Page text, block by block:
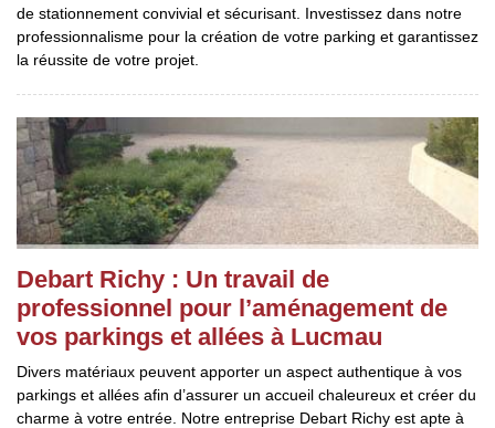
de stationnement convivial et sécurisant. Investissez dans notre
professionnalisme pour la création de votre parking et garantissez
la réussite de votre projet.
Debart Richy : Un travail de
professionnel pour l’aménagement de
vos parkings et allées à Lucmau
Divers matériaux peuvent apporter un aspect authentique à vos
parkings et allées afin d’assurer un accueil chaleureux et créer du
charme à votre entrée. Notre entreprise Debart Richy est apte à